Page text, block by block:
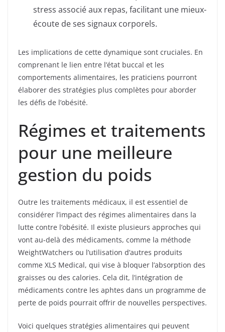
stress associé aux repas, facilitant une mieux-
écoute de ses signaux corporels.
Les implications de cette dynamique sont cruciales. En
comprenant le lien entre l’état buccal et les
comportements alimentaires, les praticiens pourront
élaborer des stratégies plus complètes pour aborder
les défis de l’obésité.
Régimes et traitements
pour une meilleure
gestion du poids
Outre les traitements médicaux, il est essentiel de
considérer l’impact des régimes alimentaires dans la
lutte contre l’obésité. Il existe plusieurs approches qui
vont au-delà des médicaments, comme la méthode
WeightWatchers ou l’utilisation d’autres produits
comme XLS Medical, qui vise à bloquer l’absorption des
graisses ou des calories. Cela dit, l’intégration de
médicaments contre les aphtes dans un programme de
perte de poids pourrait offrir de nouvelles perspectives.
Voici quelques stratégies alimentaires qui peuvent